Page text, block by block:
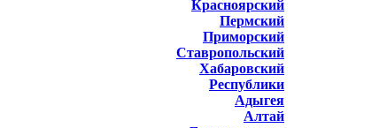
Красноярский
Пермский
Приморский
Ставропольский
Хабаровский
Республики
Адыгея
Алтай